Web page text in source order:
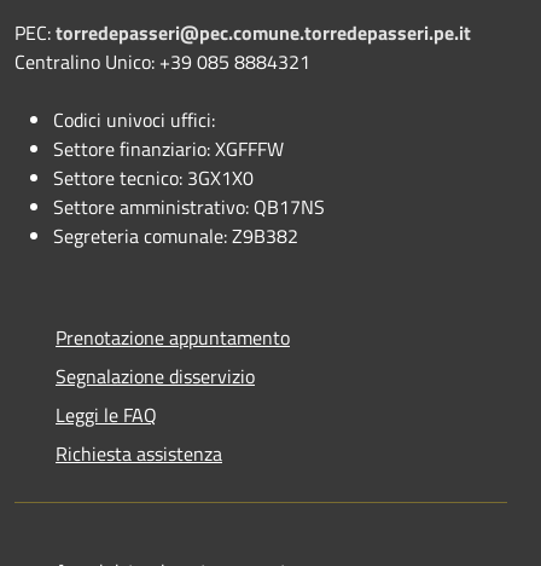
PEC:torredepasseri@pec.comune.torredepasseri.pe.it
Centralino Unico: +39 085 8884321
Codici univoci uffici:
Settore finanziario: XGFFFW
Settore tecnico: 3GX1X0
Settore amministrativo: QB17NS
Segreteria comunale: Z9B382
Prenotazione appuntamento
Segnalazione disservizio
Leggi le FAQ
Richiesta assistenza